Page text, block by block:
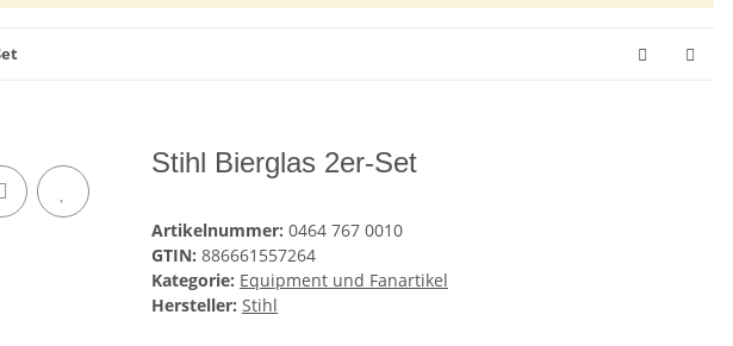
Stihl Bierglas 2er-Set
Artikelnummer: 0464 767 0010
GTIN: 886661557264
Kategorie: Equipment und Fanartikel
Hersteller: Stihl